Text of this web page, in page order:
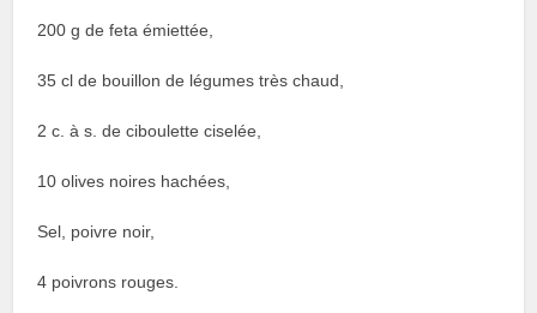
200 g de feta émiettée,
35 cl de bouillon de légumes très chaud,
2 c. à s. de ciboulette ciselée,
10 olives noires hachées,
Sel, poivre noir,
4 poivrons rouges.